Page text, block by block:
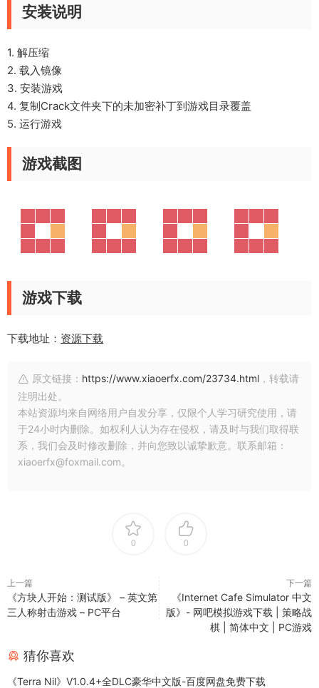
安装说明
1. 解压缩
2. 载入镜像
3. 安装游戏
4. 复制Crack文件夹下的未加密补丁到游戏目录覆盖
5. 运行游戏
游戏截图
游戏下载
下载地址： 资源下载
原文链接： https://www.xiaoerfx.com/23734.html ，转载请
注明出处。
本站资源均来自网络用户自发分享，仅限个人学习研究使用，请
于24小时内删除。如权利人认为存在侵权，请及时与我们取得联
系，我们会及时修改删除，并向您致以诚挚歉意。联系邮箱：
xiaoerfx@foxmail.com。
0 0
上一篇
《方块人开始：测试版》 – 英文第
三人称射击游戏 – PC平台
下一篇
《Internet Cafe Simulator 中文
版》- 网吧模拟游戏下载 | 策略战
棋 | 简体中文 | PC游戏
猜你喜欢
《Terra Nil》V1.0.4+全DLC豪华中文版-百度网盘免费下载